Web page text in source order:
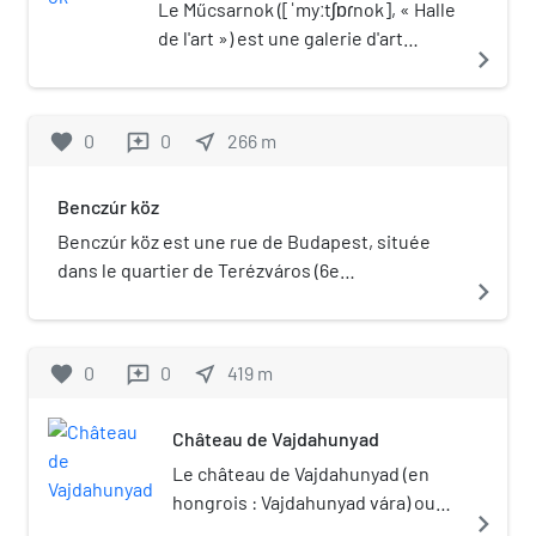
Le Műcsarnok ([ˈmyːtʃɒɾnok], « Halle
de l'art ») est une galerie d'art
arts, sur la Place des Héros à
l'occasion des Festivités du
desservi par la station de métro
Hősök tere : .
navigate_next
favorite 0 reviews 0 near_me 266 m
Benczúr köz
Benczúr köz est une rue de Budapest, située
dans le quartier de Terézváros (6e
navigate_next
favorite 0 reviews 0 near_me 419 m
Château de Vajdahunyad
Le château de Vajdahunyad (en
hongrois : Vajdahunyad vára) ou
navigate_next